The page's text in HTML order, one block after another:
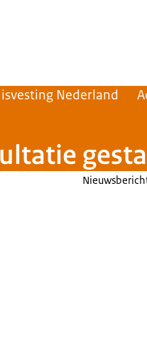
Nederland